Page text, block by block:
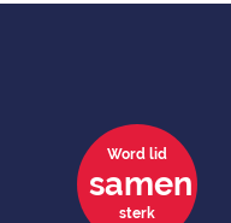
Word lid
samen
sterk